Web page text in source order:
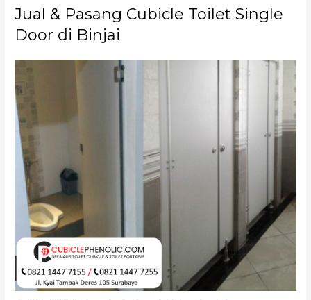
Jual & Pasang Cubicle Toilet Single
Door di Binjai